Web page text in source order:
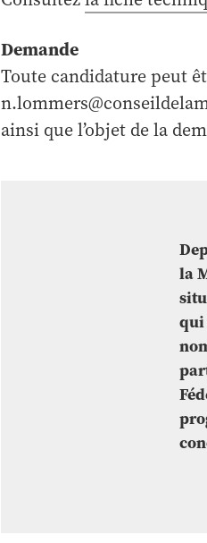
Demande
Toute candidature peut
ainsi que l’objet de la
la
qui